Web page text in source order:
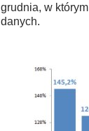
grudnia, w
danych.